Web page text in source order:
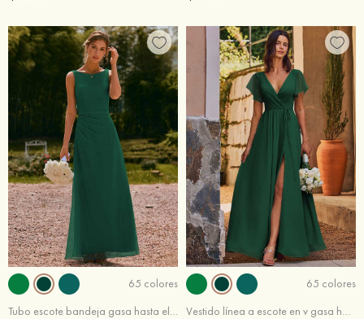
65 colores
Tubo escote bandeja gasa hasta el suelo vestido de dama de honor
65 colores
Vestido línea a escote en v gasa hasta el suelo vestido de dama de honor